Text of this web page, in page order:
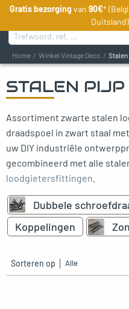
Zoeken naar :
Home Winkel Vintage Deco Stalen
STALEN PIJP
Assortiment zwarte stalen
draadspoel in zwart staal
uw DIY industriële
gecombineerd met alle
loodgietersfittingen
Dubbele
Koppelingen
Sorteren op
menu
menu
menu
Gratis bezorging van 90€*
Duitsland)